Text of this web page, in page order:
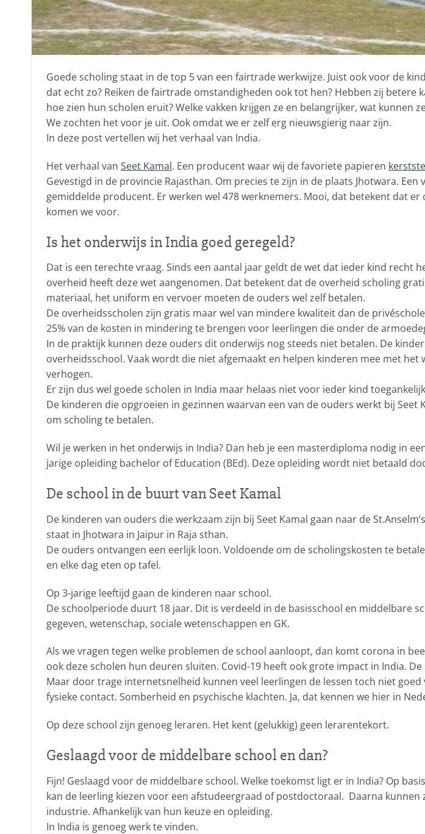
Goede scholing staat in de top 5 van een fairtrade werkwijze. Juist ook voor de
dat echt zo? Reiken de fairtrade omstandigheden ook tot hen? Hebben zij betere
hoe zien hun scholen eruit? Welke vakken krijgen ze en belangrijker, wat kunnen
We zochten het voor je uit. Ook omdat we er zelf erg nieuwsgierig naar zijn.
In deze post vertellen wij het verhaal van India.
Het verhaal van Seet Kamal. Een producent waar wij de favoriete papieren
Gevestigd in de provincie Rajasthan. Om precies te zijn in de plaats Jhotwara.
gemiddelde producent. Er werken wel 478 werknemers. Mooi, dat betekent dat er
komen we voor.
Is het onderwijs in India goed geregeld?
Dat is een terechte vraag. Sinds een aantal jaar geldt de wet dat ieder kind recht
overheid heeft deze wet aangenomen. Dat betekent dat de overheid scholing
materiaal, het uniform en vervoer moeten de ouders wel zelf betalen.
De overheidsscholen zijn gratis maar wel van mindere kwaliteit dan de
25% van de kosten in mindering te brengen voor leerlingen die onder de
In de praktijk kunnen deze ouders dit onderwijs nog steeds niet betalen. De
overheidsschool. Vaak wordt die niet afgemaakt en helpen kinderen mee met het
verhogen.
Er zijn dus wel goede scholen in India maar helaas niet voor ieder kind
De kinderen die opgroeien in gezinnen waarvan een van de ouders werkt bij Seet
om scholing te betalen.
Wil je werken in het onderwijs in India? Dan heb je een masterdiploma nodig in
jarige opleiding bachelor of Education (BEd). Deze opleiding wordt niet betaald
De school in de buurt van Seet Kamal
De kinderen van ouders die werkzaam zijn bij Seet Kamal gaan naar de
staat in Jhotwara in Jaipur in Raja sthan.
De ouders ontvangen een eerlijk loon. Voldoende om de scholingskosten te
en elke dag eten op tafel.
Op 3-jarige leeftijd gaan de kinderen naar school.
De schoolperiode duurt 18 jaar. Dit is verdeeld in de basisschool en middelbare
gegeven, wetenschap, sociale wetenschappen en GK.
Als we vragen tegen welke problemen de school aanloopt, dan komt corona in
ook deze scholen hun deuren sluiten. Covid-19 heeft ook grote impact in India.
Maar door trage internetsnelheid kunnen veel leerlingen de lessen toch niet
fysieke contact. Somberheid en psychische klachten. Ja, dat kennen we hier in
Op deze school zijn genoeg leraren. Het kent (gelukkig) geen lerarentekort.
Geslaagd voor de middelbare school en dan?
Fijn! Geslaagd voor de middelbare school. Welke toekomst ligt er in India? Op
kan de leerling kiezen voor een afstudeergraad of postdoctoraal. Daarna kunnen
industrie. Afhankelijk van hun keuze en opleiding.
In India is genoeg werk te vinden.